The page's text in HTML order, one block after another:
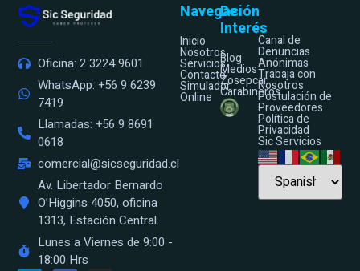
Oficina: 2 3224 9601
WhatsApp: +56 9 6239
7419
Llamadas: +56 9 8691
0618
comercial@sicseguridad.cl
Av. Libertador Bernardo
O’Higgins 4050, oficina
1313, Estación Central.
Lunes a Viernes de 9:00 -
18:00 Hrs
Navegación
Inicio
Nosotros
Servicios
Contacto
Simulador
Online
De
Interés
Blog
Medios
Zosepcar
Carabineros
Canal de
Denuncias
Anónimas
Trabaja con
Nosotros
Postulación de
Proveedores
Política de
Privacidad
Sic Servicios